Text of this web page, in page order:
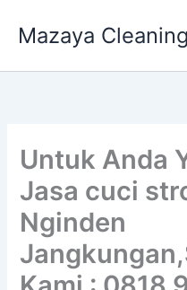
Mazaya
Untuk Anda
Jasa cuci
Nginden